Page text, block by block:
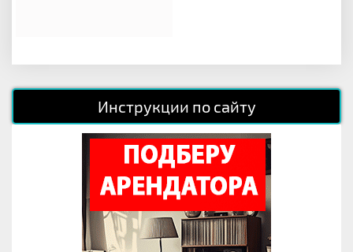
Инструкции по сайту